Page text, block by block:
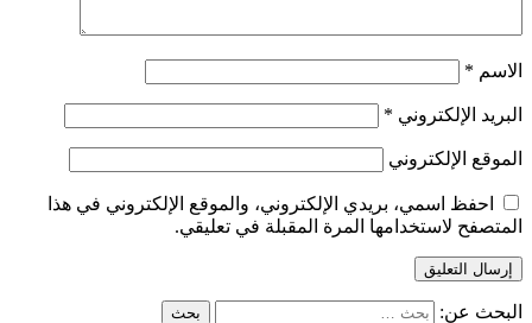
الاسم *
البريد الإلكتروني *
الموقع الإلكتروني
احفظ اسمي، بريدي الإلكتروني، والموقع الإلكتروني في هذا
المتصفح لاستخدامها المرة المقبلة في تعليقي.
البحث عن: